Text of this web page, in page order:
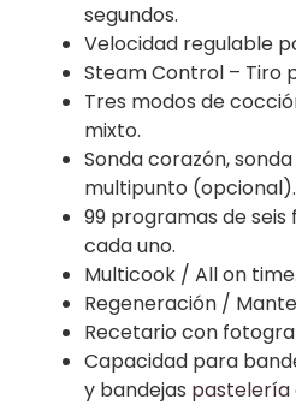
segundos.
Velocidad regulable
Steam Control – Tiro
Tres modos de
mixto.
Sonda corazón,
multipunto (opcional).
99 programas de
cada uno.
Multicook / All on time.
Regeneración /
Recetario con
Capacidad para
y bandejas pastelería